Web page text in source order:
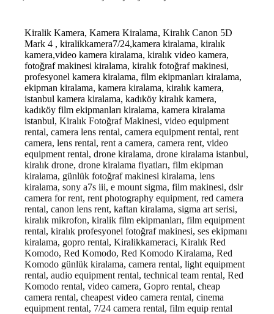
Kiralik Kamera, Kamera Kiralama, Kiralık Canon 5D
Mark 4 , kiralikkamera7/24,kamera kiralama, kiralık
kamera,video kamera kiralama, kiralık video kamera,
fotoğraf makinesi kiralama, kiralık fotoğraf makinesi,
profesyonel kamera kiralama, film ekipmanları kiralama,
ekipman kiralama, kamera kiralama, kiralık kamera,
istanbul kamera kiralama, kadıköy kiralık kamera,
kadıköy film ekipmanları kiralama, kamera kiralama
istanbul, Kiralık Fotoğraf Makinesi, video equipment
rental, camera lens rental, camera equipment rental, rent
camera, lens rental, rent a camera, camera rent, video
equipment rental, drone kiralama, drone kiralama istanbul,
kiralık drone, drone kiralama fiyatları, film ekipman
kiralama, günlük fotoğraf makinesi kiralama, lens
kiralama, sony a7s iii, e mount sigma, film makinesi, dslr
camera for rent, rent photography equipment, red camera
rental, canon lens rent, kaftan kiralama, sigma art serisi,
kiralık mikrofon, kiralik film ekipmanları, film equipment
rental, kiralık profesyonel fotoğraf makinesi, ses ekipmanı
kiralama, gopro rental, Kiralikkameraci, Kiralık Red
Komodo, Red Komodo, Red Komodo Kiralama, Red
Komodo günlük kiralama, camera rental, light equipment
rental, audio equipment rental, technical team rental, Red
Komodo rental, video camera, Gopro rental, cheap
camera rental, cheapest video camera rental, cinema
equipment rental, 7/24 camera rental, film equip rental